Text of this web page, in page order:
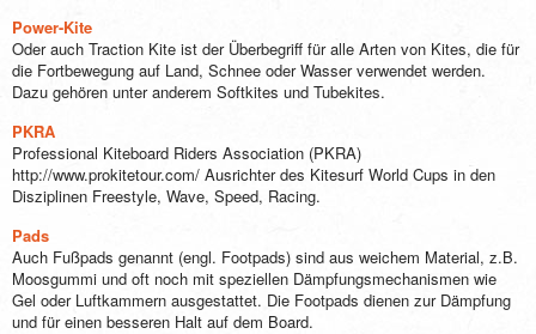
Power-Kite
Oder auch Traction Kite ist der Überbegriff für alle Arten von Kites, die für
die Fortbewegung auf Land, Schnee oder Wasser verwendet werden.
Dazu gehören unter anderem Softkites und Tubekites.
PKRA
Professional Kiteboard Riders Association (PKRA)
http://www.prokitetour.com/ Ausrichter des Kitesurf World Cups in den
Disziplinen Freestyle, Wave, Speed, Racing.
Pads
Auch Fußpads genannt (engl. Footpads) sind aus weichem Material, z.B.
Moosgummi und oft noch mit speziellen Dämpfungsmechanismen wie
Gel oder Luftkammern ausgestattet. Die Footpads dienen zur Dämpfung
und für einen besseren Halt auf dem Board.